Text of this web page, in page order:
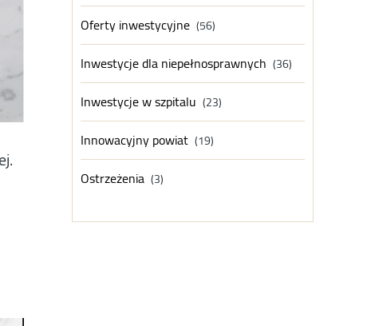
Oferty inwestycyjne (56)
Inwestycje dla niepełnosprawnych (36)
Inwestycje w szpitalu (23)
Innowacyjny powiat (19)
Ostrzeżenia (3)